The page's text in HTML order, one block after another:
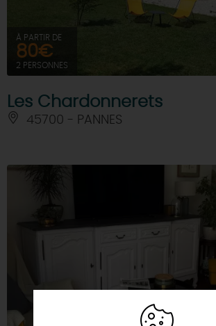
À PARTIR DE
80€
2 PERSONNES
Les Chardonnerets
45700 - PANNES